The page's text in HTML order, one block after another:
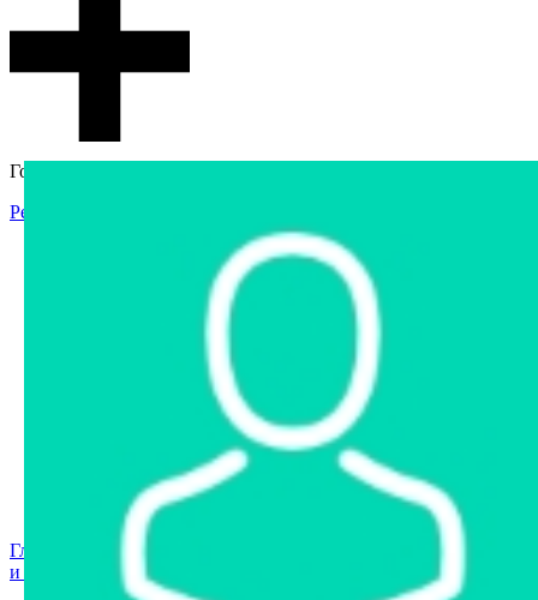
Гостевой доступ
Регистрация
Интернет-магазин
Интернет-витрина
Арестованное имущество
Реестр несостоявшихся торгов
Реестр переоценок
Государственное имущество
Главная страница
и аксессуары
› чехол